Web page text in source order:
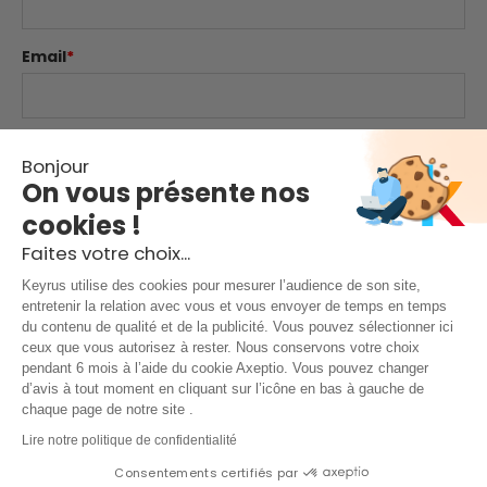
Email*
Comment*
Mentions légales & conditions d'utilisation
Politique de confidentialité|Protection des données
Bonjour
On vous présente nos
cookies !
Faites votre choix...
Keyrus utilise des cookies pour mesurer l’audience de son site,
entretenir la relation avec vous et vous envoyer de temps en temps
du contenu de qualité et de la publicité. Vous pouvez sélectionner ici
ceux que vous autorisez à rester. Nous conservons votre choix
pendant 6 mois à l’aide du cookie Axeptio. Vous pouvez changer
d’avis à tout moment en cliquant sur l’icône en bas à gauche de
chaque page de notre site .
Lire notre politique de confidentialité
Consentements certifiés par